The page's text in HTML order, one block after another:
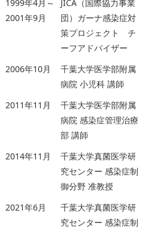
1999年4月～
2001年9月
JICA（国際協力事業
団）ガーナ感染症対
策プロジェクト チ
ーフアドバイザー
2006年10月
千葉大学医学部附属
病院 小児科 講師
2011年11月
千葉大学医学部附属
病院 感染症管理治療
部 講師
2014年11月
千葉大学真菌医学研
究センター 感染症制
御分野 准教授
2021年6月
千葉大学真菌医学研
究センター 感染症制